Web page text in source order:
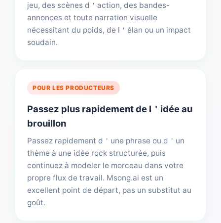
jeu, des scènes d＇action, des bandes-
annonces et toute narration visuelle
nécessitant du poids, de l＇élan ou un impact
soudain.
POUR LES PRODUCTEURS
Passez plus rapidement de l＇idée au
brouillon
Passez rapidement d＇une phrase ou d＇un
thème à une idée rock structurée, puis
continuez à modeler le morceau dans votre
propre flux de travail. Msong.ai est un
excellent point de départ, pas un substitut au
goût.